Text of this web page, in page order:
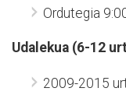
Ordutegia
Udalekua (6-12
2009-2015